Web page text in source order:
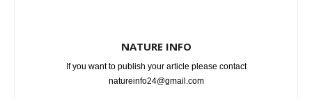
NATURE INFO
If you want to publish your article please contact
natureinfo24@gmail.com